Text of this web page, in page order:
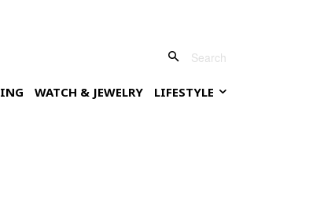
Search
WATCH & JEWELRY LIFESTYLE